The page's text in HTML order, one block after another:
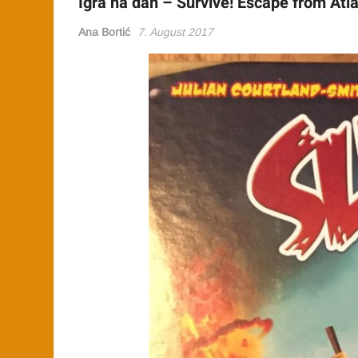
Ana Bortić 7. August 2017